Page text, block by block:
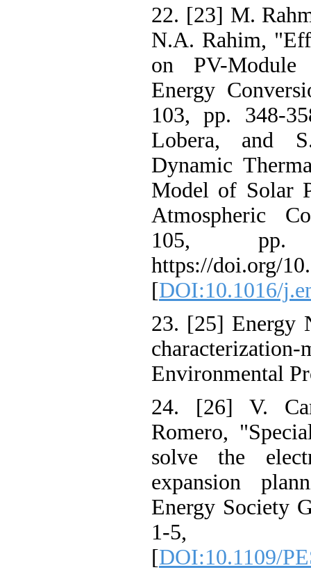
22. [23] M.
N.A. Rahim,
on PV-
Energy
103, pp. 348-
Lobera, and
Dynamic
Model of Solar
Atmospheric
105, pp.
https://doi.org/
[DOI:10.1016/
23. [25]
Environmental
24. [26] V.
Romero,
solve the
expansion
Energy
1-
[DOI:10.1109/